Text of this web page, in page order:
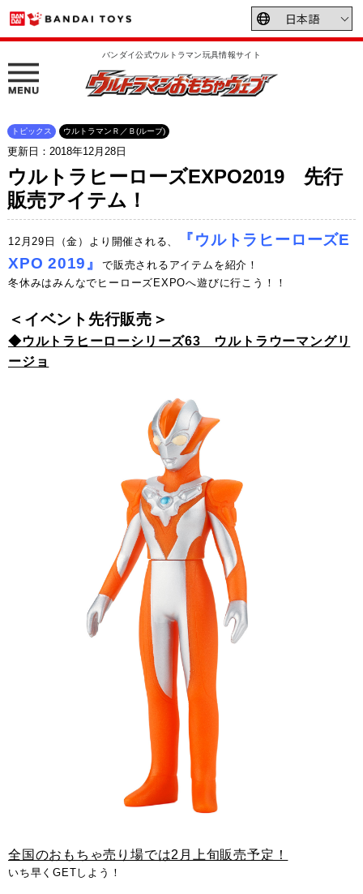
バンダイ公式ウルトラマン玩具情報サイト
更新日：2018年12月28日
トピックス ウルトラマンＲ／Ｂ(ルーブ)
ウルトラヒーローズEXPO2019 先行
販売アイテム！
12月29日（金）より開催される、
『ウルトラヒーローズE
XPO 2019』で販売されるアイテムを紹介！
冬休みはみんなでヒーローズEXPOへ遊びに行こう！！
＜イベント先行販売＞
◆ウルトラヒーローシリーズ63 ウルトラウーマングリ
ージョ
全国のおもちゃ売り場では2月上旬販売予定！
いち早くGETしよう！